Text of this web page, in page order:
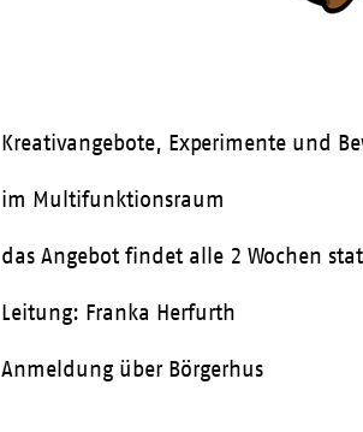
Kreativangebote, Experimente und
im Multifunktionsraum
das Angebot findet alle 2 Wochen
Leitung: Franka Herfurth
Anmeldung über Börgerhus